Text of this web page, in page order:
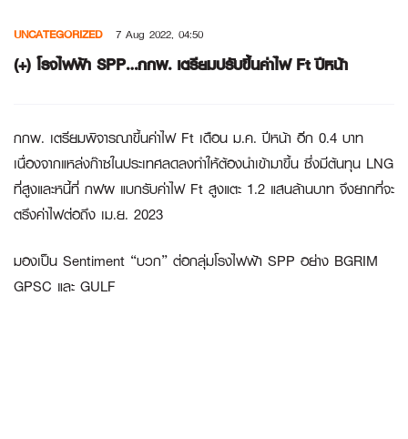
content
UNCATEGORIZED 7 Aug 2022, 04:50
(+) โรงไฟฟ้า SPP…กกพ. เตรียมปรับขึ้นค่าไฟ Ft ปีหน้า
กกพ. เตรียมพิจารณาขึ้นค่าไฟ Ft เดือน ม.ค. ปีหน้า อีก 0.4 บาท
เนื่องจากแหล่งก๊าซในประเทศลดลงทำให้ต้องนำเข้ามาขึ้น ซึ่งมีต้นทุน LNG
ที่สูงและหนี้ที่ กฟผ แบกรับค่าไฟ Ft สูงแตะ 1.2 แสนล้านบาท จึงยากที่จะ
ตรึงค่าไฟต่อถึง เม.ย. 2023
มองเป็น Sentiment “บวก” ต่อกลุ่มโรงไฟฟ้า SPP อย่าง BGRIM
GPSC และ GULF